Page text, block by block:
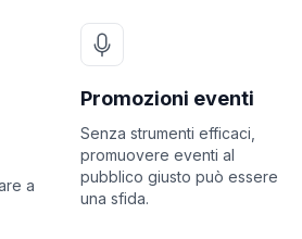
a
Promozioni eventi
Senza strumenti efficaci,
promuovere eventi al
pubblico giusto può essere
una sfida.